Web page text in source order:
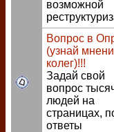
возможной
Вопрос в
(узнай
колег)!!!
Задай свой
вопрос
людей на
страницах,
ответы